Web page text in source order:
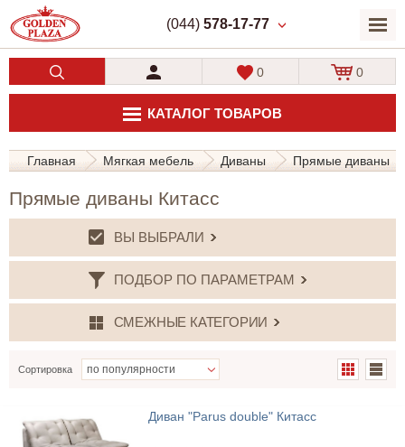
(044) 578-17-77
КАТАЛОГ ТОВАРОВ
0 0
Главная Мягкая мебель Диваны Прямые диваны
Прямые диваны Китасс
ВЫ ВЫБРАЛИ
ПОДБОР ПО ПАРАМЕТРАМ
СМЕЖНЫЕ КАТЕГОРИИ
Сортировка
Диван "Parus double" Китасс